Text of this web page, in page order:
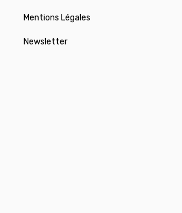
Mentions Légales
Newsletter